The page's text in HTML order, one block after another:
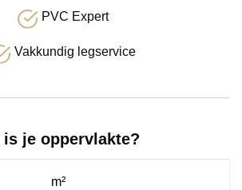
PVC Expert
Vakkundig legservice
is je oppervlakte?